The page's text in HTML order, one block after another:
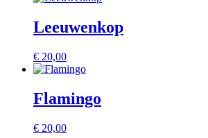
Leeuwenkop
€ 20,00
Flamingo
€ 20,00